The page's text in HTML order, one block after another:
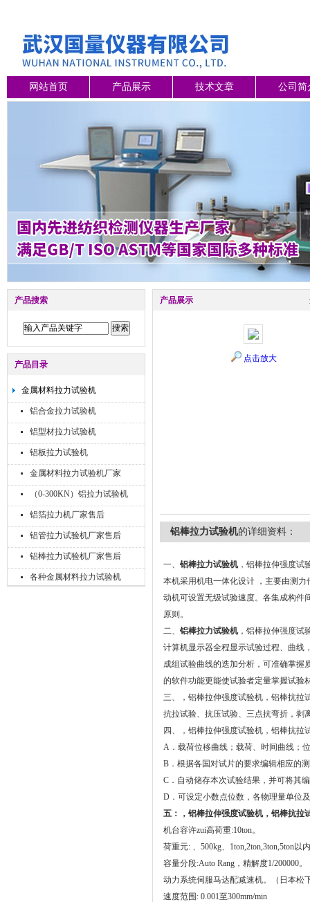
网站首页 产品展示 技术文章 公司简
产品搜索
产品目录
金属材料拉力试验机
铝合金拉力试验机
铝型材拉力试验机
铝板拉力试验机
金属材料拉力试验机厂家
（0-300KN）铝拉力试验机
铝箔拉力机厂家售后
铝管拉力试验机厂家售后
铝棒拉力试验机厂家售后
各种金属材料拉力试验机
产品展示
点击放大
铝棒拉力试验机的详细资料：
一、 铝棒拉力试验机，铝棒拉伸强度试
本机采用机电一体化设计 ，主要由测
动机可设置无级试验速度。各集成构件
原则。
二、 铝棒拉力试验机，铝棒拉伸强度试
计算机显示器全程显示试验过程、曲线
成组试验曲线的迭加分析，可准确掌握
的软件功能更能使试验者定量掌握试验
三、，铝棒拉伸强度试验机，铝棒抗拉
抗拉试验、抗压试验、三点抗弯折，剥
四、，铝棒拉伸强度试验机，铝棒抗拉
A．载荷位移曲线；载荷、时间曲线；
B．根据各国对试片的要求编辑相应的
C．自动储存本次试验结果，并可将其
D．可设定小数点位数，各物理量单位
五：，铝棒拉伸强度试验机，铝棒抗拉
机台容许zui高荷重:10ton。
荷重元: 、500kg、1ton,2ton,3ton,5ton以
容量分段:Auto Rang，精解度1/200000。
动力系统伺服马达配减速机。（日本松
速度范围: 0.001至300mm/min